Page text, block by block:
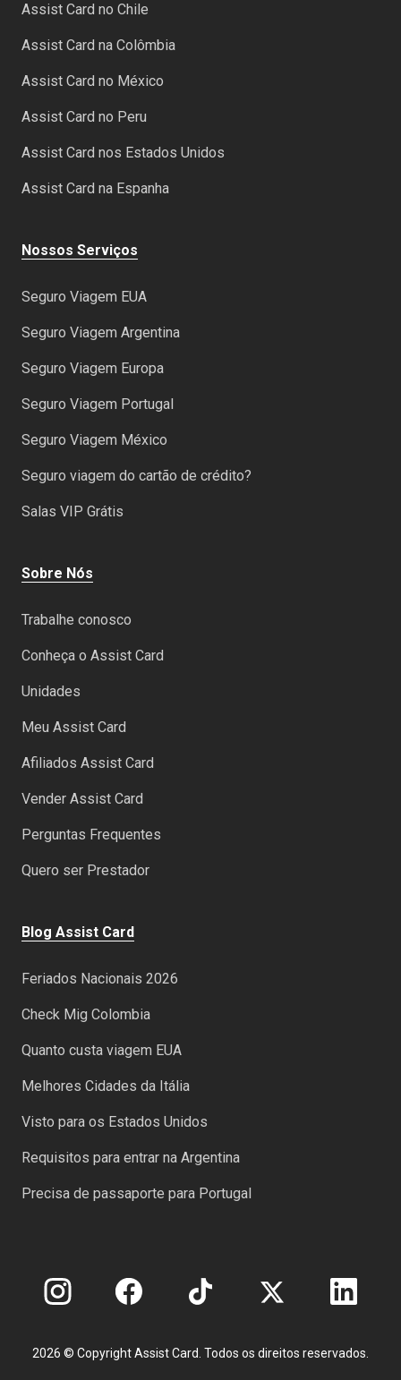
Assist Card no Chile
Assist Card na Colômbia
Assist Card no México
Assist Card no Peru
Assist Card nos Estados Unidos
Assist Card na Espanha
Nossos Serviços
Seguro Viagem EUA
Seguro Viagem Argentina
Seguro Viagem Europa
Seguro Viagem Portugal
Seguro Viagem México
Seguro viagem do cartão de crédito?
Salas VIP Grátis
Sobre Nós
Trabalhe conosco
Conheça o Assist Card
Unidades
Meu Assist Card
Afiliados Assist Card
Vender Assist Card
Perguntas Frequentes
Quero ser Prestador
Blog Assist Card
Feriados Nacionais 2026
Check Mig Colombia
Quanto custa viagem EUA
Melhores Cidades da Itália
Visto para os Estados Unidos
Requisitos para entrar na Argentina
Precisa de passaporte para Portugal
2026 © Copyright Assist Card. Todos os direitos reservados.